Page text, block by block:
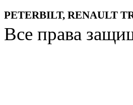
PETERBILT, RENAULT
Все права